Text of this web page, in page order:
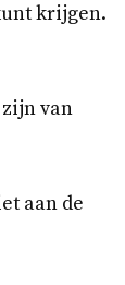
krijgen.
van
aan de